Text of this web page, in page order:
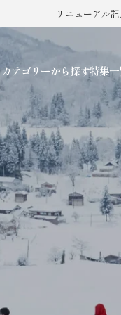
リニューアル
カテゴリーから探す特集